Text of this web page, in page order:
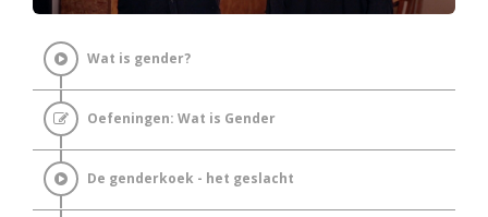
Wat is gender?
Oefeningen: Wat is Gender
De genderkoek - het geslacht